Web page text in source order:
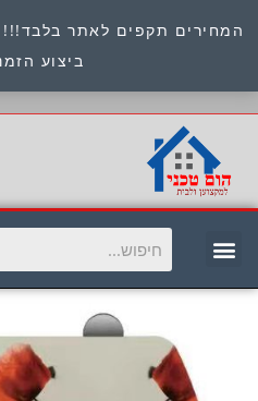
המחירים תקפים לאתר בלבד!!!
ביצוע